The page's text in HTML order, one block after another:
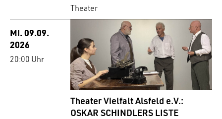
Theater
Mi. 09.09.
2026
20:00 Uhr
Theater Vielfalt Alsfeld e.V.:
OSKAR SCHINDLERS LISTE